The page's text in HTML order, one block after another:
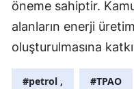
öneme sahiptir.
alanların enerji
oluşturulmasına
#petrol , #TPAO